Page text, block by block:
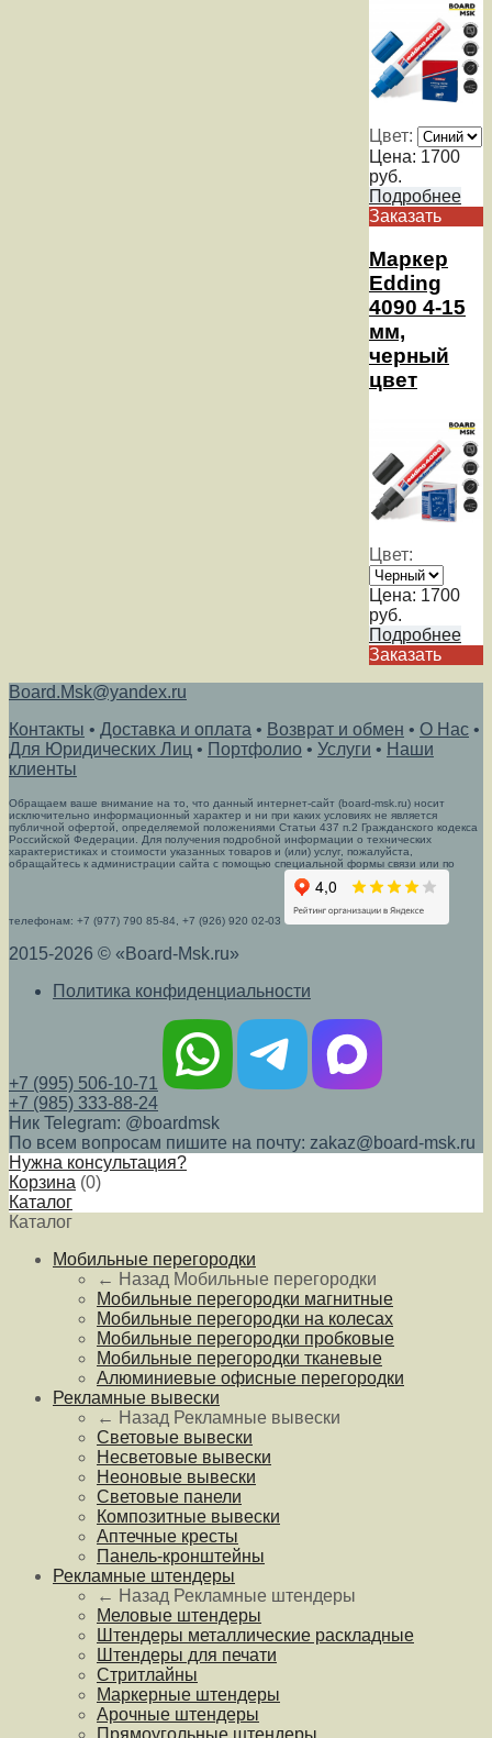
Цвет:
Цена: 1700
руб.
Подробнее
Заказать
Маркер
Edding
4090 4-15
мм,
черный
цвет
Цвет:
Цена: 1700
руб.
Подробнее
Заказать
Board.Msk@yandex.ru
Контакты • Доставка и оплата • Возврат и обмен • О Нас •
Для Юридических Лиц • Портфолио • Услуги • Наши
клиенты
Обращаем ваше внимание на то, что данный интернет-сайт (board-msk.ru) носит
исключительно информационный характер и ни при каких условиях не является
публичной офертой, определяемой положениями Статьи 437 п.2 Гражданского кодекса
Российской Федерации. Для получения подробной информации о технических
характеристиках и стоимости указанных товаров и (или) услуг, пожалуйста,
обращайтесь к администрации сайта с помощью специальной формы связи или по
телефонам: +7 (977) 790 85-84, +7 (926) 920 02-03
2015-2026 © «Board-Msk.ru»
Политика конфиденциальности
+7 (995) 506-10-71
+7 (985) 333-88-24
Ник Telegram: @boardmsk
По всем вопросам пишите на почту: zakaz@board-msk.ru
Нужна консультация?
Корзина (0)
Каталог
Каталог
Мобильные перегородки
← Назад Мобильные перегородки
Мобильные перегородки магнитные
Мобильные перегородки на колесах
Мобильные перегородки пробковые
Мобильные перегородки тканевые
Алюминиевые офисные перегородки
Рекламные вывески
← Назад Рекламные вывески
Световые вывески
Несветовые вывески
Неоновые вывески
Световые панели
Композитные вывески
Аптечные кресты
Панель-кронштейны
Рекламные штендеры
← Назад Рекламные штендеры
Меловые штендеры
Штендеры металлические раскладные
Штендеры для печати
Стритлайны
Маркерные штендеры
Арочные штендеры
Прямоугольные штендеры